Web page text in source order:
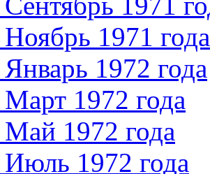
1971 года
1972 года
1972 года
1972 года
1972 года